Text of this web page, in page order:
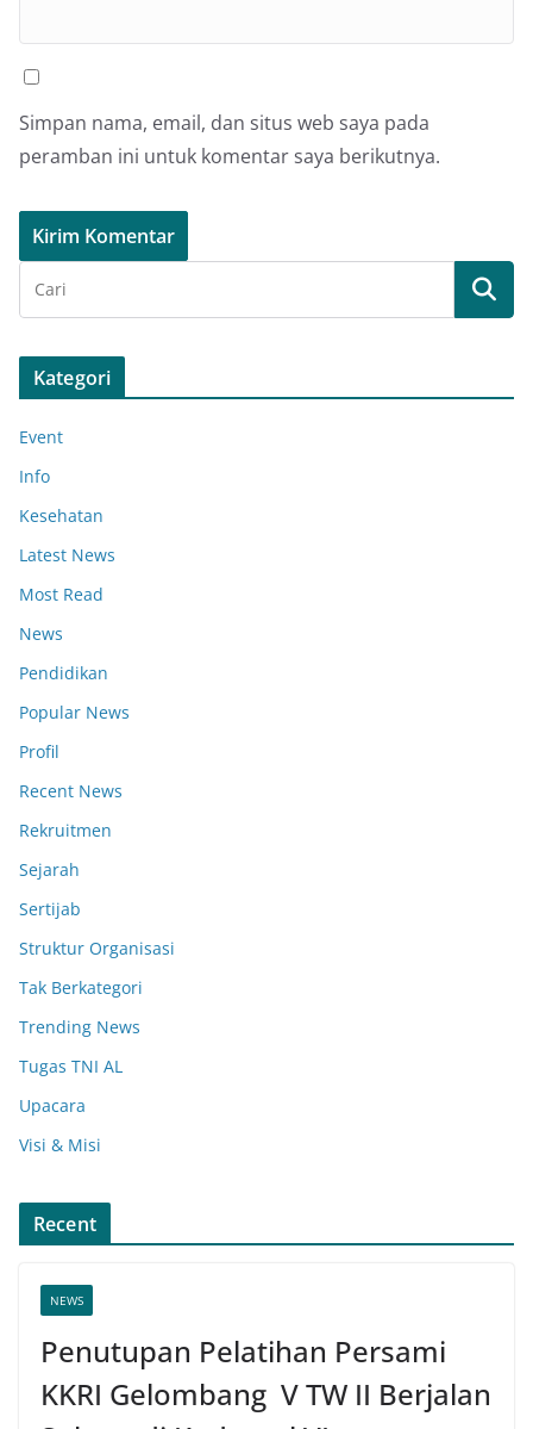
Simpan nama, email, dan situs web saya pada
peramban ini untuk komentar saya berikutnya.
Kategori
Event
Info
Kesehatan
Latest News
Most Read
News
Pendidikan
Popular News
Profil
Recent News
Rekruitmen
Sejarah
Sertijab
Struktur Organisasi
Tak Berkategori
Trending News
Tugas TNI AL
Upacara
Visi & Misi
Recent
NEWS
Penutupan Pelatihan Persami
KKRI Gelombang V TW II Berjalan